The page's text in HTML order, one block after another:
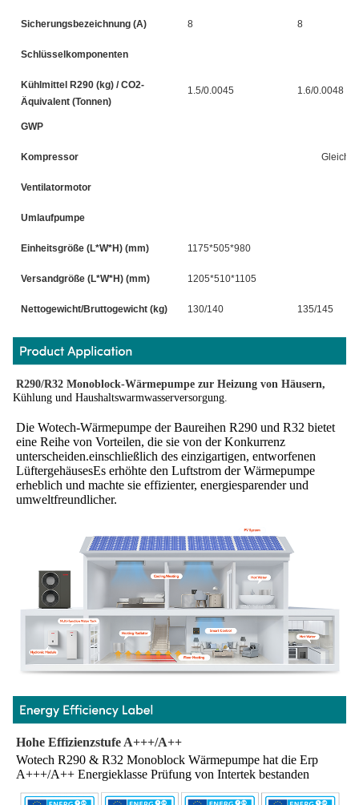
Sicherungsbezeichnung (A) 8 8
Schlüsselkomponenten
Kühlmittel R290 (kg) / CO2-
Äquivalent (Tonnen)
1.5/0.0045 1.6/0.0048
GWP
Kompressor
Ventilatormotor
Umlaufpumpe
Einheitsgröße (L*W*H) (mm) 1175*505*980
Versandgröße (L*W*H) (mm) 1205*510*1105
Nettogewicht/Bruttogewicht (kg) 130/140 135/145
R290/R32 Monoblock-Wärmepumpe zur Heizung von Häusern,
Kühlung und Haushaltswarmwasserversorgung.
Die Wotech-Wärmepumpe der Baureihen R290 und R32 bietet
eine Reihe von Vorteilen, die sie von der Konkurrenz
unterscheiden.einschließlich des einzigartigen, entworfenen
LüftergehäusesEs erhöhte den Luftstrom der Wärmepumpe
erheblich und machte sie effizienter, energiesparender und
umweltfreundlicher.
Hohe Effizienzstufe A+++/A++
Wotech R290 & R32 Monoblock Wärmepumpe hat die Erp
A+++/A++ Energieklasse Prüfung von Intertek bestanden